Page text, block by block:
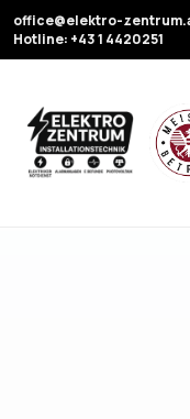
office@elektro-
Hotline: +43 1 4420251